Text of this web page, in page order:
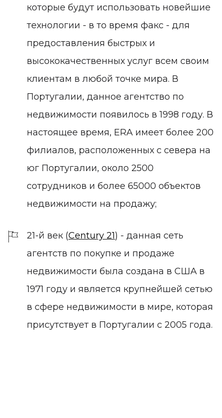
которые будут использовать новейшие
технологии - в то время факс - для
предоставления быстрых и
высококачественных услуг всем своим
клиентам в любой точке мира. В
Португалии, данное агентство по
недвижимости появилось в 1998 году. В
настоящее время, ERA имеет более 200
филиалов, расположенных с севера на
юг Португалии, около 2500
сотрудников и более 65000 объектов
недвижимости на продажу;
21-й век (Century 21) - данная сеть
агентств по покупке и продаже
недвижимости была создана в США в
1971 году и является крупнейшей сетью
в сфере недвижимости в мире, которая
присутствует в Португалии с 2005 года.